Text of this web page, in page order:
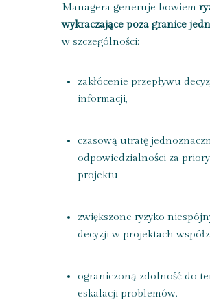
Managera generuje bowiem
wykraczające poza granice
w szczególności:
zakłócenie przepływu
informacji,
czasową utratę
odpowiedzialności za
projektu,
zwiększone ryzyko
decyzji w projektach
ograniczoną zdolność do
eskalacji problemów.